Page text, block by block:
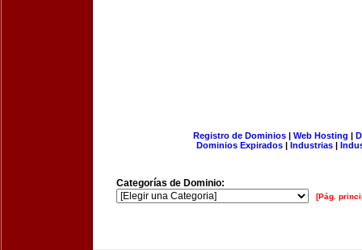
Registro de Dominios| Web Hosting |
Dominios Expirados | Industrias |
Categorías de Dominio:
[Pág.